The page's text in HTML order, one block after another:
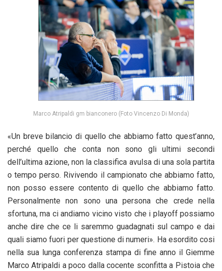
Marco Atripaldi gm bianconero (Foto Vincenzo Di Monda)
«Un breve bilancio di quello che abbiamo fatto quest’anno,
perché quello che conta non sono gli ultimi secondi
dell’ultima azione, non la classifica avulsa di una sola partita
o tempo perso. Rivivendo il campionato che abbiamo fatto,
non posso essere contento di quello che abbiamo fatto.
Personalmente non sono una persona che crede nella
sfortuna, ma ci andiamo vicino visto che i playoff possiamo
anche dire che ce li saremmo guadagnati sul campo e dai
quali siamo fuori per questione di numeri». Ha esordito cosi
nella sua lunga conferenza stampa di fine anno il Giemme
Marco Atripaldi a poco dalla cocente sconfitta a Pistoia che